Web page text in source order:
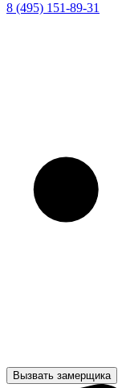
8 (495) 151-89-31
Вызвать замерщика